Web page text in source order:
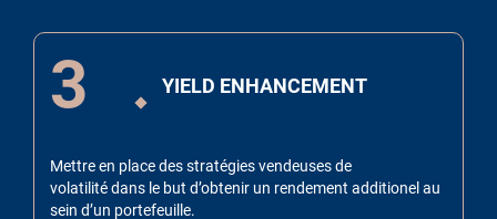
3 YIELD ENHANCEMENT
Mettre en place des stratégies vendeuses de
volatilité dans le but d’obtenir un rendement additionel au
sein d’un portefeuille.